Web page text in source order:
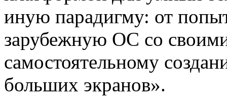
иную парадигму: от
зарубежную ОС со
самостоятельному
больших экранов».